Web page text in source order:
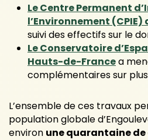
Le Centre Permanent
l’Environnement (CPIE)
suivi des effectifs sur le
Le Conservatoire
Hauts-de-Francea
complémentaires sur
L’ensemble de ces travaux
population globale
environ une quarantaine